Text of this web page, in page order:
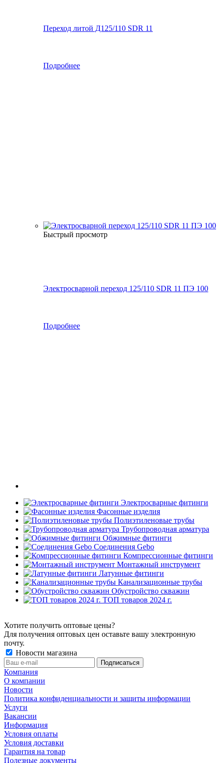
Переход литой Д125/110 SDR 11
Подробнее
Быстрый просмотр
Электросварной переход 125/110 SDR 11 ПЭ 100
Подробнее
Электросварные фитинги
Фасонные изделия
Полиэтиленовые трубы
Трубопроводная арматура
Обжимные фитинги
Соединения Gebo
Компрессионные фитинги
Монтажный инструмент
Латунные фитинги
Канализационные трубы
Обустройство скважин
ТОП товаров 2024 г.
Хотите получить оптовые цены?
Для получения оптовых цен оставьте вашу электронную
почту.
Новости магазина
Компания
О компании
Новости
Политика конфиденциальности и защиты информации
Услуги
Вакансии
Информация
Условия оплаты
Условия доставки
Гарантия на товар
Полезные документы